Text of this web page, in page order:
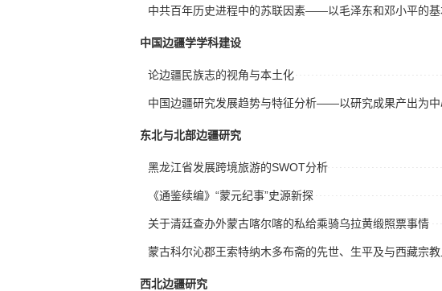
中共百年历史进程中的苏联因素——以毛泽东和邓小平的基
中国边疆学学科建设
论边疆民族志的视角与本土化
中国边疆研究发展趋势与特征分析——以研究成果产出为
东北与北部边疆研究
黑龙江省发展跨境旅游的SWOT分析
《通鉴续编》“蒙元纪事”史源新探
关于清廷查办外蒙古喀尔喀的私给乘骑乌拉黄缎照票事情
蒙古科尔沁郡王索特纳木多布斋的先世、生平及与西藏宗
西北边疆研究